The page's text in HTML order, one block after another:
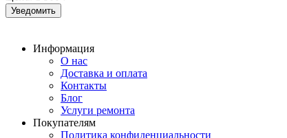
Уведомить
Информация
О нас
Доставка и оплата
Контакты
Блог
Услуги ремонта
Покупателям
Политика конфиденциальности